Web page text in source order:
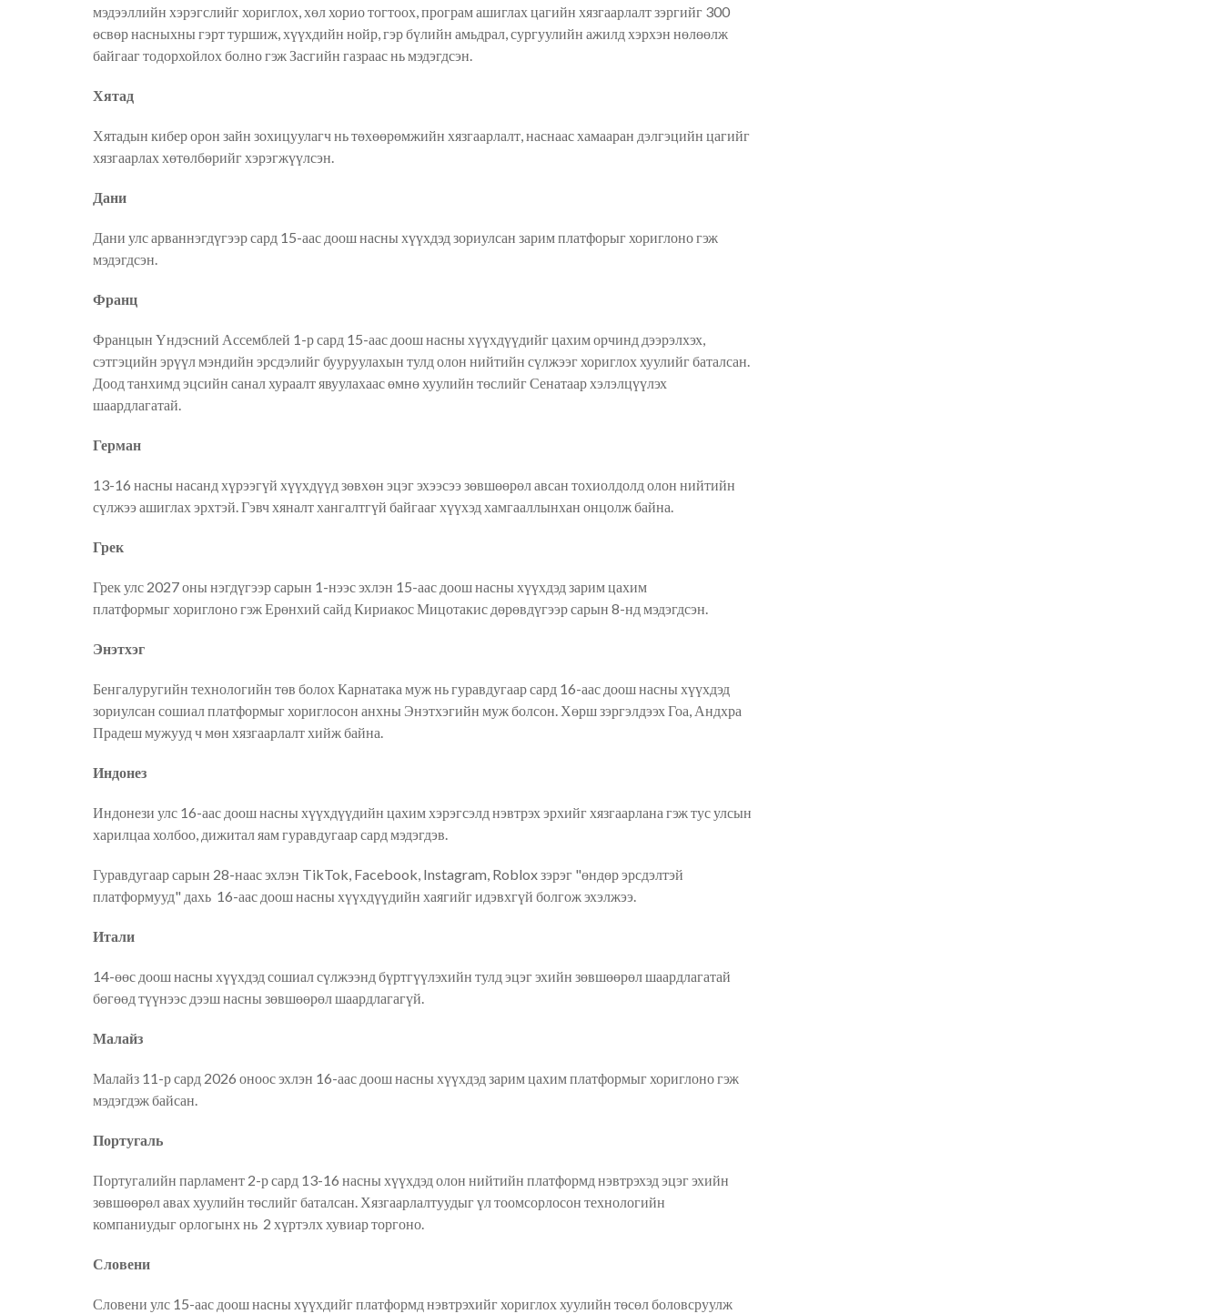
мэдээллийн хэрэгслийг хориглох, хөл хорио тогтоох, програм ашиглах цагийн хязгаарлалт зэргийг 300
өсвөр насныхны гэрт туршиж, хүүхдийн нойр, гэр бүлийн амьдрал, сургуулийн ажилд хэрхэн нөлөөлж
байгааг тодорхойлох болно гэжЗасгийн газраас нь мэдэгдсэн.
Хятад
Хятадын кибер орон зайн зохицуулагч нь төхөөрөмжийн хязгаарлалт, наснаас хамааран дэлгэцийн цагийг
хязгаарлах хөтөлбөрийг хэрэгжүүлсэн.
Дани
Дани улс арваннэгдүгээр сард 15-аас доош насны хүүхдэд зориулсан заримплатфорыг хориглоно гэж
мэдэгдсэн.
Франц
Францын Үндэсний Ассемблей 1-р сард 15-аас доош насны хүүхдүүдийг цахим орчинд дээрэлхэх,
сэтгэцийн эрүүл мэндийн эрсдэлийг бууруулахын тулдолон нийтийн сүлжээгхориглох хуулийг баталсан.
Доод танхимд эцсийн санал хураалт явуулахаас өмнө хуулийн төслийг Сенатаар хэлэлцүүлэх
шаардлагатай.
Герман
13-16 насны насанд хүрээгүй хүүхдүүд зөвхөн эцэг эхээсээзөвшөөрөл авсан тохиолдолд олон нийтийн
сүлжээ ашиглах эрхтэй. Гэвч хяналт хангалтгүй байгааг хүүхэд хамгааллынхан онцолжбайна.
Грек
Грек улс 2027 оны нэгдүгээр сарын 1-нээс эхлэн 15-аас доош насны хүүхдэдзарим цахим
платформыгхориглоно гэж Ерөнхий сайд Кириакос Мицотакис дөрөвдүгээр сарын 8-нд мэдэгдсэн.
Энэтхэг
Бенгалуругийн технологийн төв болох Карнатака муж нь гуравдугаар сард 16-аас доош насны хүүхдэд
зориулсан сошиалплатформыгхориглосон анхны Энэтхэгийн муж болсон. Хөрш зэргэлдээх Гоа, Андхра
Прадеш мужууд ч мөн хязгаарлалт хийж байна.
Индонез
Индонези улс 16-аас доош насны хүүхдүүдийн цахимхэрэгсэлд нэвтрэх эрхийг хязгаарлана гэж тус улсын
харилцаа холбоо, дижитал яам гуравдугаар сард мэдэгдэв.
Гуравдугаар сарын 28-наас эхлэн TikTok, Facebook, Instagram, Roblox зэрэг "өндөр эрсдэлтэй
платформууд" дахь 16-аас доош насны хүүхдүүдийн хаягийг идэвхгүй болгож эхэлжээ.
Итали
14-өөс доош насны хүүхдэд сошиал сүлжээнд бүртгүүлэхийн тулд эцэг эхийн зөвшөөрөл шаардлагатай
бөгөөд түүнээс дээш насны зөвшөөрөл шаардлагагүй.
Малайз
Малайз 11-р сард 2026 оноос эхлэн 16-аас доош насны хүүхдэдзарим цахим платформыгхориглоно гэж
мэдэгдэж байсан.
Португаль
Португалийн парламент 2-р сард 13-16 насны хүүхдэд олон нийтийн платформднэвтрэхэд эцэг эхийн
зөвшөөрөл авах хуулийн төслийг баталсан. Хязгаарлалтуудыг үл тоомсорлосон технологийн
компаниудыгорлогынхнь 2 хүртэлх хувиарторгоно.
Словени
Словени улс 15-аас доош насны хүүхдийгплатформднэвтрэхийг хориглох хуулийн төсөл боловсруулж